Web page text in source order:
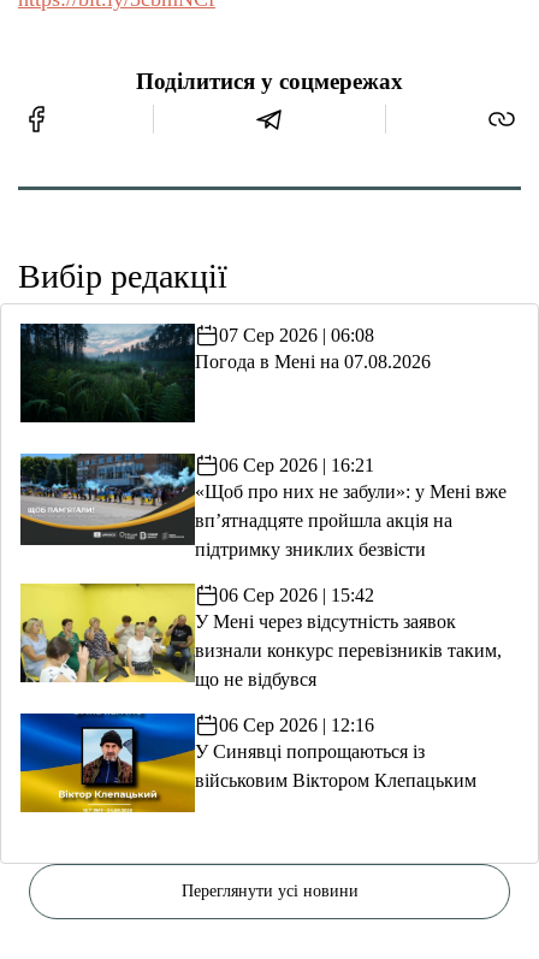
Поділитися у соцмережах
Вибір редакції
07 Сер 2026 | 06:08
Погода в Мені на 07.08.2026
06 Сер 2026 | 16:21
«Щоб про них не забули»: у Мені вже
вп’ятнадцяте пройшла акція на
підтримку зниклих безвісти
06 Сер 2026 | 15:42
У Мені через відсутність заявок
визнали конкурс перевізників таким,
що не відбувся
06 Сер 2026 | 12:16
У Синявці попрощаються із
військовим Віктором Клепацьким
Переглянути усі новини